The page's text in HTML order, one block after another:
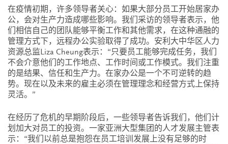
在疫情初期，许多领导者关心：如果大部分员工开始居家办
公，会对生产力造成哪些影响。我们采访的领导者表示，他
们相信自己的团队能够平衡工作和其他需求，在这种通融的
管理方式下，远程办公实验取得了成功。安利大中华区人力
资源总监Liza Cheung表示：“只要员工能够完成任务，我们
不会介意他们的工作地点、工作时间或工作模式。我们注重
的是结果、信任和生产力。在家办公是一个不可逆转的趋
势。现在以及未来的雇主必须在管理理念和经营方式上保持
灵活。”
在经历了危机的早期阶段后，一些领导者告诉我们，他们计
划加大对员工的投资。一家亚洲大型集团的人才发展主管表
示：“我们以前总是抱怨在员工培训发展上没有足够的时